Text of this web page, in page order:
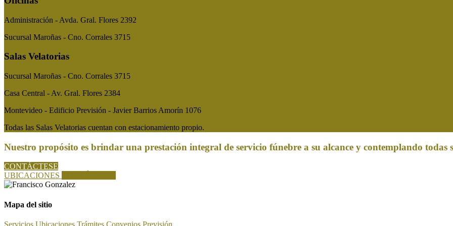
Administración - Avda. Gral. Flores 2392
Sucursal Maroñas - Cno. Corrales 3715
Salas Velatorias
Sucursal Maroñas - Cno. Corrales 3715
Casa Central - Av. Gral. Flores 2384
Montevideo - Edificio Previsión - Javier Barrios Amorín 1076
Todas las Salas Velatorias cuentan con estacionamiento propio.
Nuestro propósito es brindar una prestación integral de servicio fúnebre a su alcance y contemplando todas
CONTÁCTESE
UBICACIONES
Mapa del sitio
Servicios Ubicaciones Trámites Convenios Previsión